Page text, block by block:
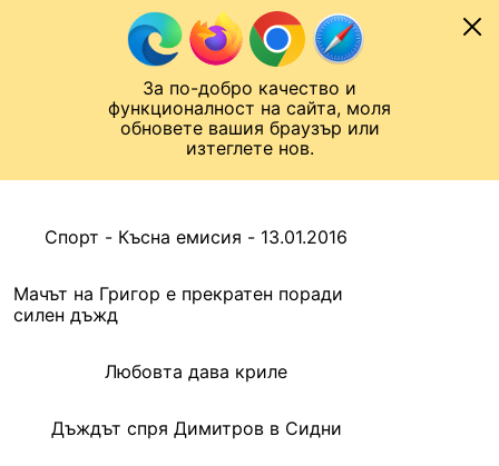
За по-добро качество и
функционалност на сайта, моля
обновете вашия браузър или
изтеглете нов.
Към съдържанието
Лига на Конференциите
Спорт - Късна емисия - 13.01.2016
Мачът на Григор е прекратен поради
силен дъжд
Любовта дава криле
Дъждът спря Димитров в Сидни